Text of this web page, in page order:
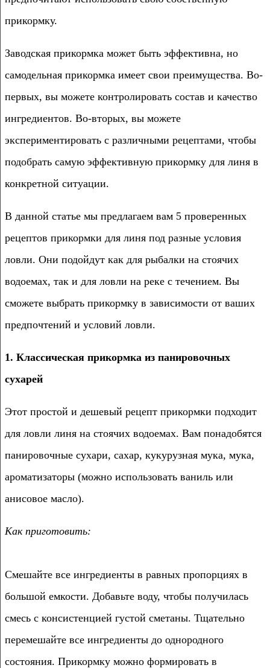
прикормку.
Заводская прикормка может быть эффективна, но
самодельная прикормка имеет свои преимущества. Во-
первых, вы можете контролировать состав и качество
ингредиентов. Во-вторых, вы можете
экспериментировать с различными рецептами, чтобы
подобрать самую эффективную прикормку для линя в
конкретной ситуации.
В данной статье мы предлагаем вам 5 проверенных
рецептов прикормки для линя под разные условия
ловли. Они подойдут как для рыбалки на стоячих
водоемах, так и для ловли на реке с течением. Вы
сможете выбрать прикормку в зависимости от ваших
предпочтений и условий ловли.
1. Классическая прикормка из панировочных
сухарей
Этот простой и дешевый рецепт прикормки подходит
для ловли линя на стоячих водоемах. Вам понадобятся
панировочные сухари, сахар, кукурузная мука, мука,
ароматизаторы (можно использовать ваниль или
анисовое масло).
Как приготовить:
Смешайте все ингредиенты в равных пропорциях в
большой емкости. Добавьте воду, чтобы получилась
смесь с консистенцией густой сметаны. Тщательно
перемешайте все ингредиенты до однородного
состояния. Прикормку можно формировать в